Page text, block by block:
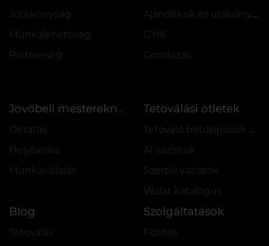
Jótékonyság
Munkalehetőség
Partnerség
Ajándékok és utalványok
GYIK
Gondozás
Jövőbeli mestereknek
Oktatás
Helybérlés
Munkavállalás
Tetoválási ötletek
Tetováló betűtípusok online
AI vázlatok
Szerzői vázlatok
Vázlat katalógus
Blog
Tetoválás
Szolgáltatások
Fizetés